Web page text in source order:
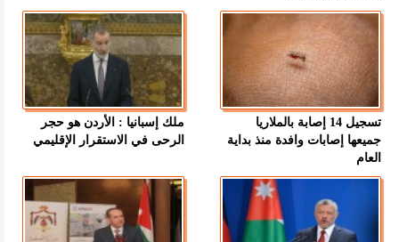
تسجيل 14 إصابة بالملاريا
جميعها إصابات وافدة منذ بداية
العام
ملك إسبانيا : الأردن هو حجر
الرحى في الاستقرار الإقليمي